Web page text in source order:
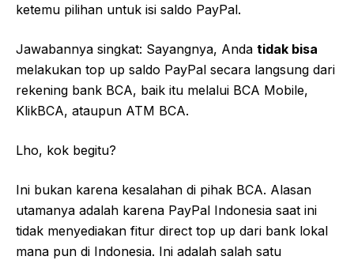
ketemu pilihan untuk isi saldo PayPal.
Jawabannya singkat: Sayangnya, Anda tidak bisa
melakukan top up saldo PayPal secara langsung dari
rekening bank BCA, baik itu melalui BCA Mobile,
KlikBCA, ataupun ATM BCA.
Lho, kok begitu?
Ini bukan karena kesalahan di pihak BCA. Alasan
utamanya adalah karena PayPal Indonesia saat ini
tidak menyediakan fitur direct top up dari bank lokal
mana pun di Indonesia. Ini adalah salah satu